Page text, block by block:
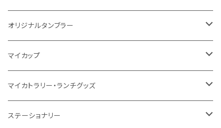
シーチング
8oz
10oz
デニム・デニムライク
ポリエステル
再生不織布
不織布
12oz
ポリエステル
不織布
保冷
5oz
キャンパス
ポリエステル
不織布
スウェット
ランチグッズ
ハンカチ
傘
再生ファブリック
キャンパス
デニム・デニムライク
ポリエステル
オーガニックコットン
再生ファブリック
フェアトレードコットン
デニム・デニムライク
ステンレスサーモ
ステンレス
アルミ
クリアボトル
オリジナルタンブラー
サーモタンブラー
ステンレス2層タンブラー
プラスチック2層タンブラー
マイカップ
サーモ
ステンレス
マイカトラリー・ランチグッズ
カトラリー
ステーショナリー